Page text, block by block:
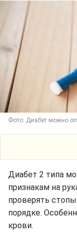
Фото: Диабет можно
Диабет 2 типа
признакам на
проверять
порядке.
крови.